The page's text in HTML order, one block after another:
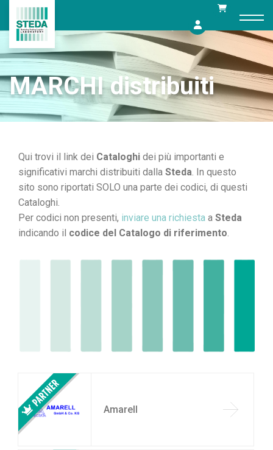
content
MARCHI distribuiti
Qui trovi il link dei Cataloghi dei più importanti e
significativi marchi distribuiti dalla Steda. In questo
sito sono riportati SOLO una parte dei codici, di questi
Cataloghi.
Per codici non presenti, inviare una richiesta a Steda
indicando il codice del Catalogo di riferimento.
Amarell